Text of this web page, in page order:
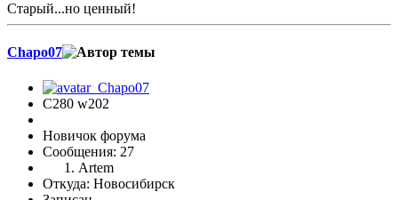
Старый...но ценный!
Chapo07
C280 w202
Новичок форума
Сообщения: 27
Artem
Откуда: Новосибирск